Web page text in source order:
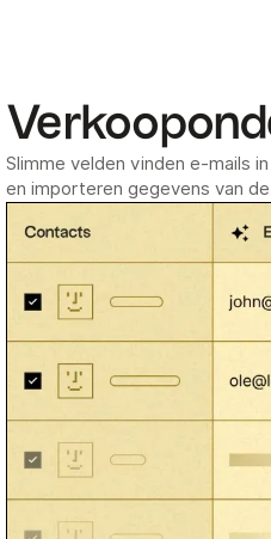
Slimme velden vinden e-mails
en importeren gegevens van